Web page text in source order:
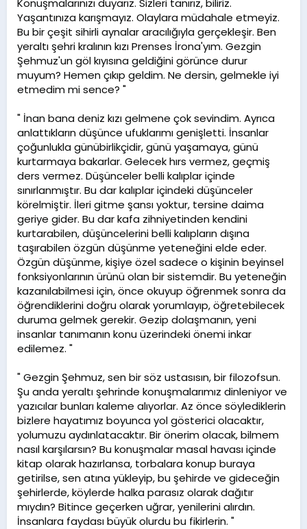
Yaşantınıza karışmayız. Olaylara müdahale etmeyiz.
Bu bir çeşit sihirli aynalar aracılığıyla gerçekleşir. Ben
yeraltı şehri kralının kızı Prenses İrona'yım. Gezgin
Şehmuz'un göl kıyısına geldiğini görünce durur
muyum? Hemen çıkıp geldim. Ne dersin, gelmekle iyi
etmedim mi sence? "
" İnan bana deniz kızı gelmene çok sevindim. Ayrıca
anlattıkların düşünce ufuklarımı genişletti. İnsanlar
çoğunlukla günübirlikçidir, günü yaşamaya, günü
kurtarmaya bakarlar. Gelecek hırs vermez, geçmiş
ders vermez. Düşünceler belli kalıplar içinde
sınırlanmıştır. Bu dar kalıplar içindeki düşünceler
körelmiştir. İleri gitme şansı yoktur, tersine daima
geriye gider. Bu dar kafa zihniyetinden kendini
kurtarabilen, düşüncelerini belli kalıpların dışına
taşırabilen özgün düşünme yeteneğini elde eder.
Özgün düşünme, kişiye özel sadece o kişinin beyinsel
fonksiyonlarının ürünü olan bir sistemdir. Bu yeteneğin
kazanılabilmesi için, önce okuyup öğrenmek sonra da
öğrendiklerini doğru olarak yorumlayıp, öğretebilecek
duruma gelmek gerekir. Gezip dolaşmanın, yeni
insanlar tanımanın konu üzerindeki önemi inkar
edilemez. "
" Gezgin Şehmuz, sen bir söz ustasısın, bir filozofsun.
Şu anda yeraltı şehrinde konuşmalarımız dinleniyor ve
yazıcılar bunları kaleme alıyorlar. Az önce söylediklerin
bizlere hayatımız boyunca yol gösterici olacaktır,
yolumuzu aydınlatacaktır. Bir önerim olacak, bilmem
nasıl karşılarsın? Bu konuşmalar masal havası içinde
kitap olarak hazırlansa, torbalara konup buraya
getirilse, sen atına yükleyip, bu şehirde ve gideceğin
şehirlerde, köylerde halka parasız olarak dağıtır
mıydın? Bitince geçerken uğrar, yenilerini alırdın.
İnsanlara faydası büyük olurdu bu fikirlerin. "